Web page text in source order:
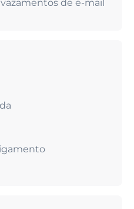
de e-mail